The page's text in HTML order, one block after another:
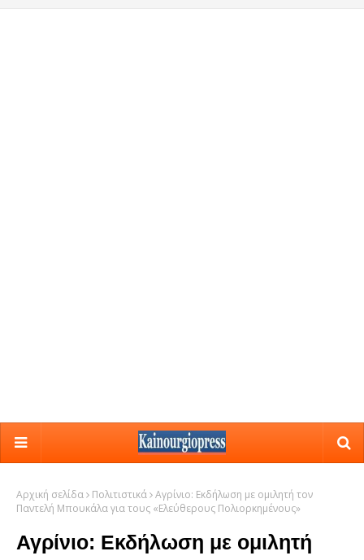
Αρχική σελίδα Πολιτιστικά Αγρίνιο: Εκδήλωση με ομιλητή τον
Παντελή Μπουκάλα για τους «Ελεύθερους Πολιορκημένους»
Αγρίνιο: Εκδήλωση με ομιλητή